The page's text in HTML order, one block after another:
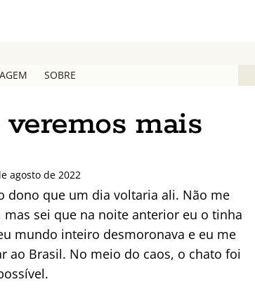
SOBRE
mais
agosto de 2022
dono que um dia voltaria ali. Não me
sei que na noite anterior eu o tinha
mundo inteiro desmoronava e eu me
ao Brasil. No meio do caos, o chato foi